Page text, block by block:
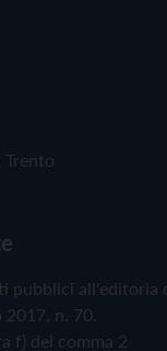
pubblici all'editoria
n. 70.
f) del comma 2